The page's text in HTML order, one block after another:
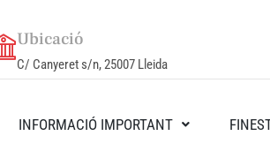
Ubicació
C/ Canyeret s/n, 25007 Lleida
INFORMACIÓ IMPORTANT